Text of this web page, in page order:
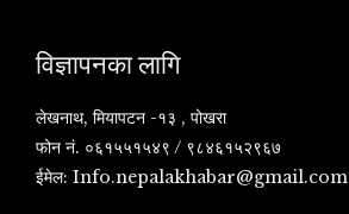
विज्ञापनका लागि
लेखनाथ, मियापटन -१३ , पोखरा
फोन नं. ०६१५५१५४९ / ९८४६१५२९६७
ईमेल: Info.nepalakhabar@gmail.com